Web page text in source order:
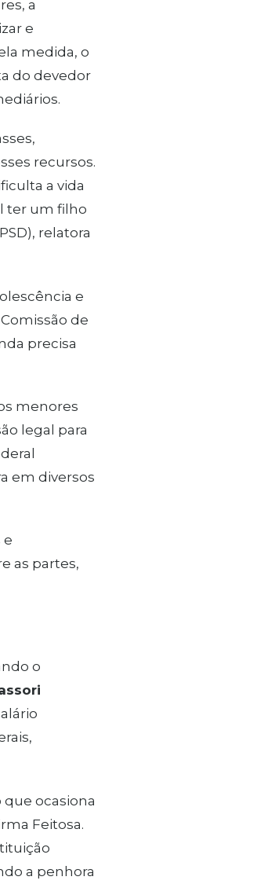
a
e
medida, o
do devedor
recursos.
a vida
ter um filho
relatora
e
de
precisa
menores
legal para
em diversos
e
as partes,
o
ocasiona
Feitosa.
a penhora